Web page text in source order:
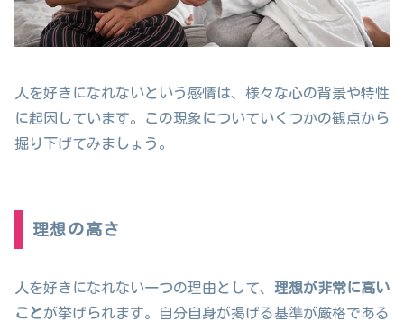
人を好きになれないという感情は、様々な心の背景や特性
に起因しています。この現象についていくつかの観点から
掘り下げてみましょう。
理想の高さ
人を好きになれない一つの理由として、 理想が非常に高い
ことが挙げられます。自分自身が掲げる基準が厳格である